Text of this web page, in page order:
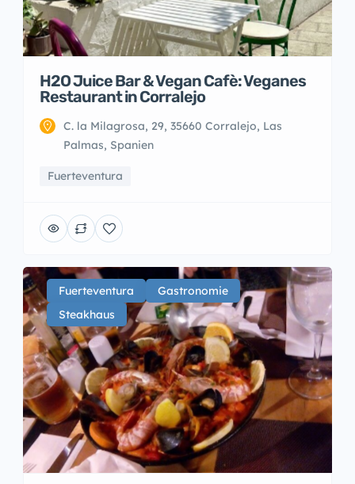
H2O Juice Bar & Vegan Cafè: Veganes
Restaurant in Corralejo
C. la Milagrosa, 29, 35660 Corralejo, Las
Palmas, Spanien
Fuerteventura
Fuerteventura
Gastronomie
Steakhaus